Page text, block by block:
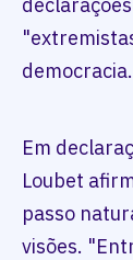
democracia.
Em
Loubet
passo
visões.